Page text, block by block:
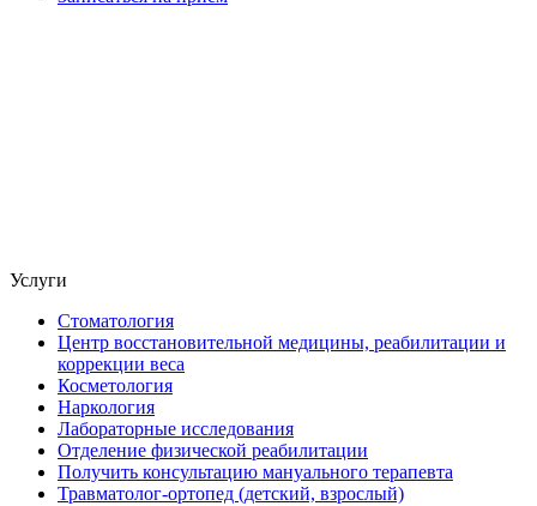
Услуги
Стоматология
Центр восстановительной медицины, реабилитации и
коррекции веса
Косметология
Наркология
Лабораторные исследования
Отделение физической реабилитации
Получить консультацию мануального терапевта
Травматолог-ортопед (детский, взрослый)